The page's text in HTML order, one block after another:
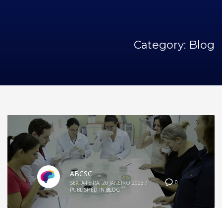
Category: Blog
0
ABCSC
SEXTA-FEIRA, 20 JANEIRO 2023 /
PUBLISHED IN BLOG